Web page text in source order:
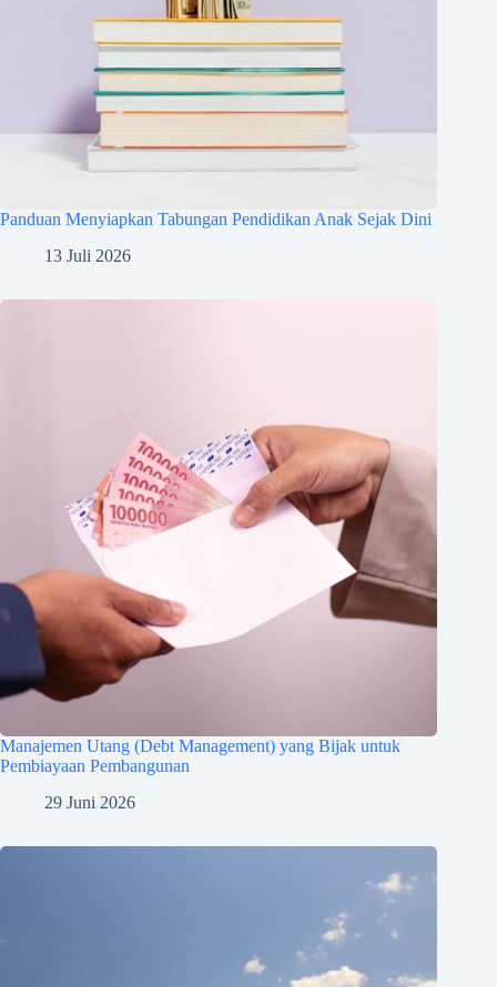
Panduan Menyiapkan Tabungan Pendidikan Anak Sejak Dini
13 Juli 2026
Manajemen Utang (Debt Management) yang Bijak untuk
Pembiayaan Pembangunan
29 Juni 2026